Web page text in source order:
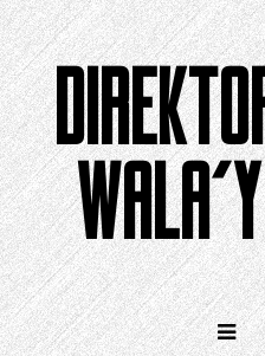
Laktaw
sa
sulod